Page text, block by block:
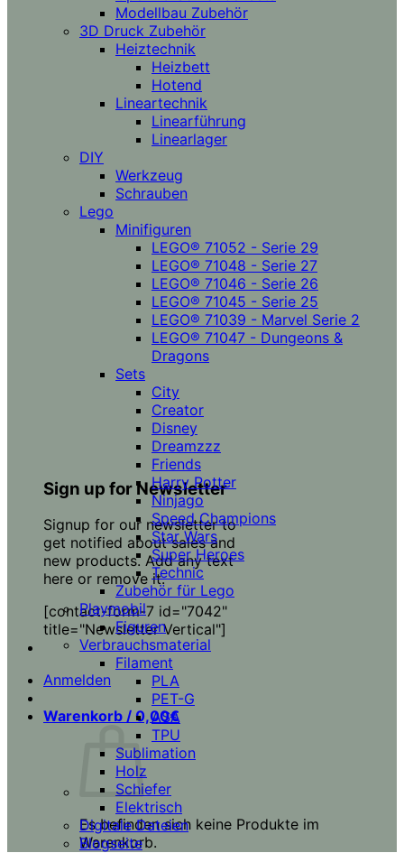
Sign up for Newsletter
Signup for our newsletter to
get notified about sales and
new products. Add any text
here or remove it.
[contact-form-7 id="7042"
title="Newsletter Vertical"]
Anmelden
Warenkorb / 0,00€
Es befinden sich keine Produkte im
Warenkorb.
Modellbau Zubehör
3D Druck Zubehör
Heiztechnik
Heizbett
Hotend
Lineartechnik
Linearführung
Linearlager
DIY
Werkzeug
Schrauben
Lego
Minifiguren
LEGO® 71052 - Serie 29
LEGO® 71048 - Serie 27
LEGO® 71046 - Serie 26
LEGO® 71045 - Serie 25
LEGO® 71039 - Marvel Serie 2
LEGO® 71047 - Dungeons &
Dragons
Sets
City
Creator
Disney
Dreamzzz
Friends
Harry Potter
Ninjago
Speed Champions
Star Wars
Super Heroes
Technic
Zubehör für Lego
Playmobil
Figuren
Verbrauchsmaterial
Filament
PLA
PET-G
ASA
TPU
Sublimation
Holz
Schiefer
Elektrisch
Digitale Dateien
Blogseite